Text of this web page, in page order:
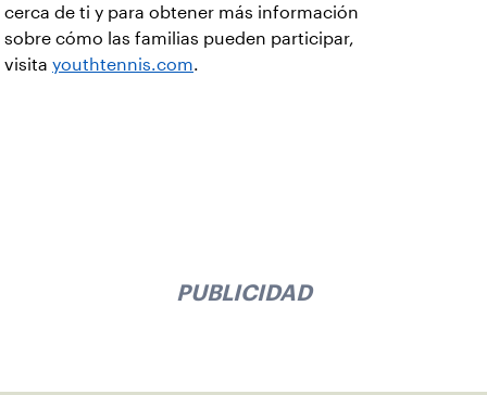
cerca de ti y para obtener más información
sobre cómo las familias pueden participar,
visita youthtennis.com.
PUBLICIDAD